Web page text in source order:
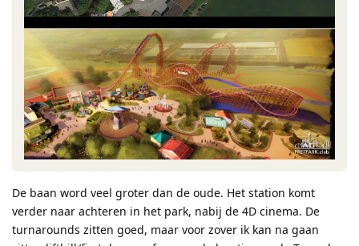
De baan word veel groter dan de oude. Het station komt
verder naar achteren in het park, nabij de 4D cinema. De
turnarounds zitten goed, maar voor zover ik kan na gaan